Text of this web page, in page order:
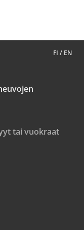
FI / EN
tai vuokraat